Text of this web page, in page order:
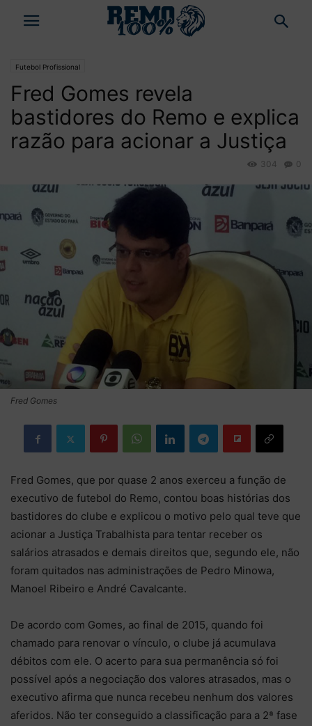
Futebol Profissional
Fred Gomes revela
bastidores do Remo e explica
razão para acionar a Justiça
0
304
Fred Gomes
Fred Gomes, que por quase 2 anos exerceu a função de
executivo de futebol do Remo, contou boas histórias dos
bastidores do clube e explicou o motivo pelo qual teve que
acionar a Justiça Trabalhista para tentar receber os
salários atrasados e demais direitos que, segundo ele, não
foram quitados nas administrações de Pedro Minowa,
Manoel Ribeiro e André Cavalcante.
De acordo com Gomes, ao final de 2015, quando foi
chamado para renovar o vínculo, o clube já acumulava
débitos com ele. O acerto para sua permanência só foi
possível após a negociação dos valores atrasados, mas o
executivo afirma que nunca recebeu nenhum dos valores
aferidos. Não ter conseguido a classificação para a 2ª fase